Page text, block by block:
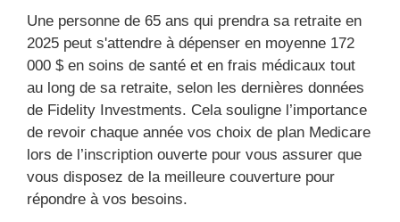
Une personne de 65 ans qui prendra sa retraite en
2025 peut s'attendre à dépenser en moyenne 172
000 $ en soins de santé et en frais médicaux tout
au long de sa retraite, selon les dernières données
de Fidelity Investments. Cela souligne l’importance
de revoir chaque année vos choix de plan Medicare
lors de l’inscription ouverte pour vous assurer que
vous disposez de la meilleure couverture pour
répondre à vos besoins.